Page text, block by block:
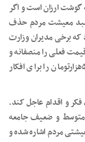
ارزان است و اگر
سبد معیشت مردم حذف
برخی مدیران وزارت
فعلی را منصفانه و
منطقی می‌دانند و تلاش می‌کنند گوشت کیلویی ۵۰۰‌هزار‌تومان را برای افکار
و اقدام عاجل کند.
متوسط و ضعیف جامعه
مردم اشاره شده و